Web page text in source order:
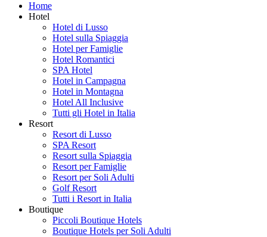
Home
Hotel
Hotel di Lusso
Hotel sulla Spiaggia
Hotel per Famiglie
Hotel Romantici
SPA Hotel
Hotel in Campagna
Hotel in Montagna
Hotel All Inclusive
Tutti gli Hotel in Italia
Resort
Resort di Lusso
SPA Resort
Resort sulla Spiaggia
Resort per Famiglie
Resort per Soli Adulti
Golf Resort
Tutti i Resort in Italia
Boutique
Piccoli Boutique Hotels
Boutique Hotels per Soli Adulti